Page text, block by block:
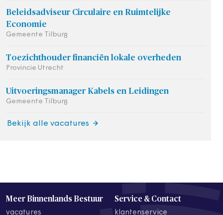
Beleidsadviseur Circulaire en Ruimtelijke
Economie
Gemeente Tilburg
Toezichthouder financiën lokale overheden
Provincie Utrecht
Uitvoeringsmanager Kabels en Leidingen
Gemeente Tilburg
Bekijk alle vacatures
Meer Binnenlands Bestuur
vacatures
Service & Contact
klantenservice